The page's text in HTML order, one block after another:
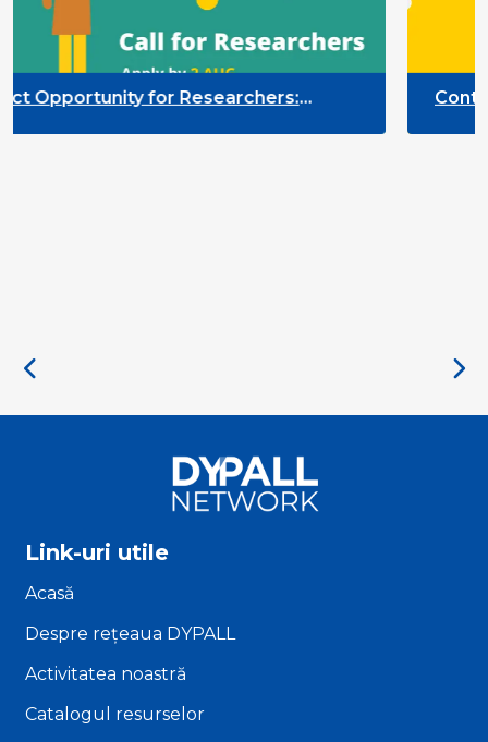
Contract Opportunity for
Link-uri utile
Acasă
Despre rețeaua DYPALL
Activitatea noastră
Catalogul resurselor